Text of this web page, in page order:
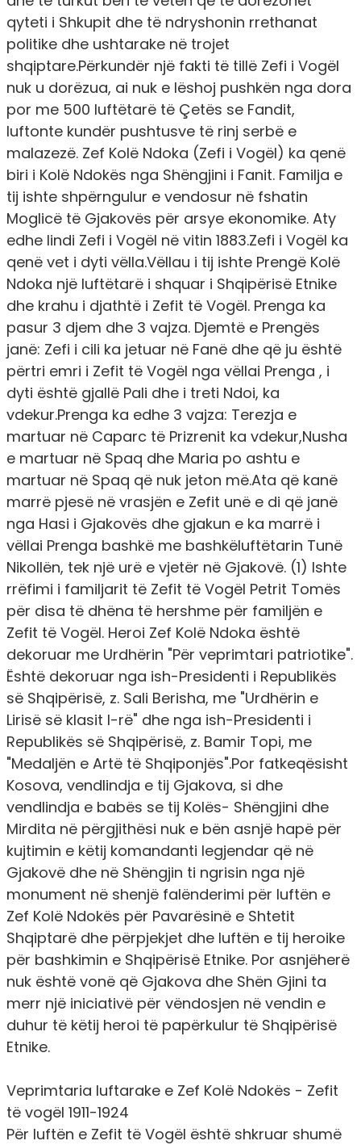
qyteti i Shkupit dhe të ndryshonin rrethanat
politike dhe ushtarake në trojet
shqiptare.Përkundër një fakti të tillë Zefi i Vogël
nuk u dorëzua, ai nuk e lëshoj pushkën nga dora
por me 500 luftëtarë të Çetës se Fandit,
luftonte kundër pushtusve të rinj serbë e
malazezë. Zef Kolë Ndoka (Zefi i Vogël) ka qenë
biri i Kolë Ndokës nga Shëngjini i Fanit. Familja e
tij ishte shpërngulur e vendosur në fshatin
Moglicë të Gjakovës për arsye ekonomike. Aty
edhe lindi Zefi i Vogël në vitin 1883.Zefi i Vogël ka
qenë vet i dyti vëlla.Vëllau i tij ishte Prengë Kolë
Ndoka një luftëtarë i shquar i Shqipërisë Etnike
dhe krahu i djathtë i Zefit të Vogël. Prenga ka
pasur 3 djem dhe 3 vajza. Djemtë e Prengës
janë: Zefi i cili ka jetuar në Fanë dhe që ju është
përtri emri i Zefit të Vogël nga vëllai Prenga , i
dyti është gjallë Pali dhe i treti Ndoi, ka
vdekur.Prenga ka edhe 3 vajza: Terezja e
martuar në Caparc të Prizrenit ka vdekur,Nusha
e martuar në Spaq dhe Maria po ashtu e
martuar në Spaq që nuk jeton më.Ata që kanë
marrë pjesë në vrasjën e Zefit unë e di që janë
nga Hasi i Gjakovës dhe gjakun e ka marrë i
vëllai Prenga bashkë me bashkëluftëtarin Tunë
Nikollën, tek një urë e vjetër në Gjakovë. (1) Ishte
rrëfimi i familjarit të Zefit të Vogël Petrit Tomës
për disa të dhëna të hershme për familjën e
Zefit të Vogël. Heroi Zef Kolë Ndoka është
dekoruar me Urdhërin "Për veprimtari patriotike".
Është dekoruar nga ish-Presidenti i Republikës
së Shqipërisë, z. Sali Berisha, me "Urdhërin e
Lirisë së klasit I-rë" dhe nga ish-Presidenti i
Republikës së Shqipërisë, z. Bamir Topi, me
"Medaljën e Artë të Shqiponjës".Por fatkeqësisht
Kosova, vendlindja e tij Gjakova, si dhe
vendlindja e babës se tij Kolës- Shëngjini dhe
Mirdita në përgjithësi nuk e bën asnjë hapë për
kujtimin e këtij komandanti legjendar që në
Gjakovë dhe në Shëngjin ti ngrisin nga një
monument në shenjë falënderimi për luftën e
Zef Kolë Ndokës për Pavarësinë e Shtetit
Shqiptarë dhe përpjekjet dhe luftën e tij heroike
për bashkimin e Shqipërisë Etnike. Por asnjëherë
nuk është vonë që Gjakova dhe Shën Gjini ta
merr një iniciativë për vëndosjen në vendin e
duhur të këtij heroi të papërkulur të Shqipërisë
Etnike.
Veprimtaria luftarake e Zef Kolë Ndokës - Zefit
të vogël 1911-1924
Për luftën e Zefit të Vogël është shkruar shumë